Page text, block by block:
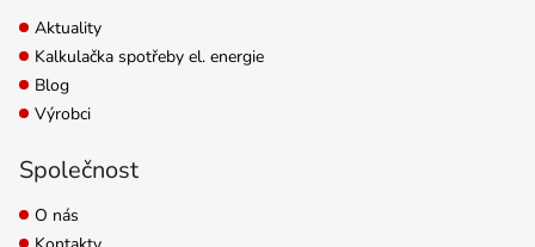
Aktuality
Kalkulačka spotřeby el. energie
Blog
Výrobci
Společnost
O nás